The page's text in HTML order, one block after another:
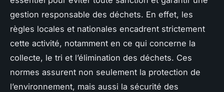
gestion responsable des déchets. En effet, les
règles locales et nationales encadrent strictement
cette activité, notamment en ce qui concerne la
collecte, le tri et l’élimination des déchets. Ces
normes assurent non seulement la protection de
l’environnement, mais aussi la sécurité des